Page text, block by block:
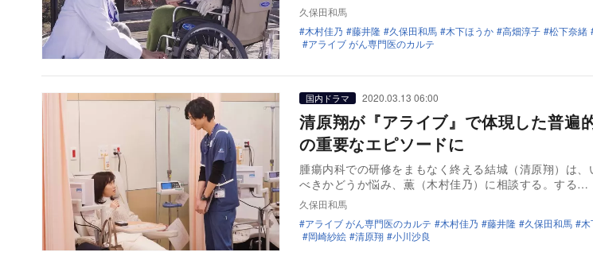
久保田和馬
木村佳乃
藤井隆 久保田和馬 木下ほうか 高畑淳子 松下奈緒
アライブ がん専門医のカルテ
国内ドラマ 2020.03.13 06:00
清原翔が『アライブ』で体現した普
の重要なエピソードに
腫瘍内科での研修をまもなく終える結城（清原翔）は
べきかどうか悩み、薫（木村佳乃）に相談する。する…
久保田和馬
アライブ がん専門医のカルテ
木村佳乃 藤井隆 久保田和馬
岡崎紗絵
清原翔 小川沙良